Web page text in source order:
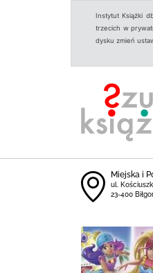
Instytut Książki
trzecich w
dysku zmień
Miejska i
ul.
23-400